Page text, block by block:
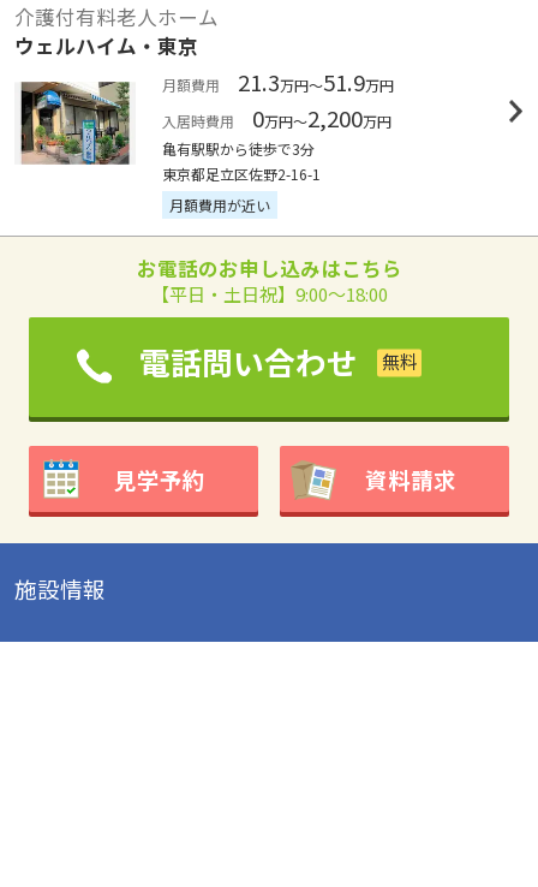
介護付有料老人ホーム
ウェルハイム・東京
月額費用 21.3万円～51.9万円
入居時費用
0万円～2,200万円
亀有駅駅から徒歩で3分
東京都足立区佐野2-16-1
月額費用が近い
お電話のお申し込みはこちら
【平日・土日祝】9:00～18:00
電話問い合わせ
見学予約 資料請求
施設情報